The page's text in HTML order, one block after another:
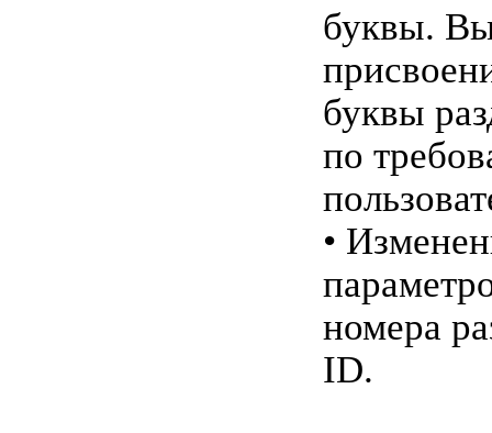
буквы.
буквы
по
•
номера
ID.